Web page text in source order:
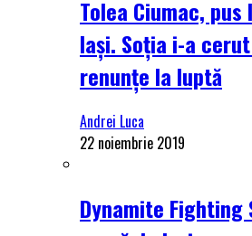
Tolea Ciumac,
Iași. Soția i-a
renunțe la luptă
Andrei Luca
22 noiembrie 2019
Dynamite Fighting